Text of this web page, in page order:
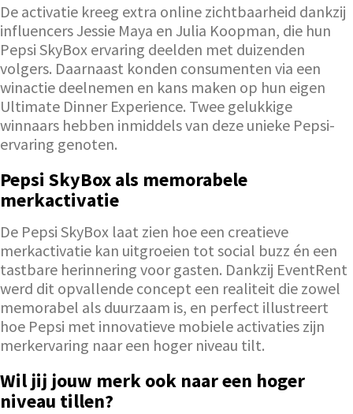
De activatie kreeg extra online zichtbaarheid dankzij
influencers Jessie Maya en Julia Koopman, die hun
Pepsi SkyBox ervaring deelden met duizenden
volgers. Daarnaast konden consumenten via een
winactie deelnemen en kans maken op hun eigen
Ultimate Dinner Experience. Twee gelukkige
winnaars hebben inmiddels van deze unieke Pepsi-
ervaring genoten.
Pepsi SkyBox als memorabele
merkactivatie
De Pepsi SkyBox laat zien hoe een creatieve
merkactivatie kan uitgroeien tot social buzz én een
tastbare herinnering voor gasten. Dankzij EventRent
werd dit opvallende concept een realiteit die zowel
memorabel als duurzaam is, en perfect illustreert
hoe Pepsi met innovatieve mobiele activaties zijn
merkervaring naar een hoger niveau tilt.
Wil jij jouw merk ook naar een hoger
niveau tillen?